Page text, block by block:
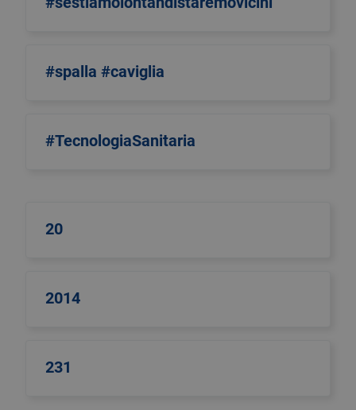
#spalla #caviglia
#TecnologiaSanitaria
20
2014
231